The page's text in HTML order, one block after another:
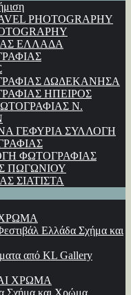
PHOTOGRAPHY
ΕΛΛΑΔΑ
ΔΩΔΕΚΑΝΗΣΑ
ΗΠΕΙΡΟΣ
Ν.
ΓΕΦΥΡΙΑ ΣΥΛΛΟΓΗ
ΦΩΤΟΓΡΑΦΙΑΣ
ΠΩΓΩΝΙΟΥ
ΣΙΑΤΙΣΤΑ
Ελλάδα Σχήμα και
από KL Gallery
ΧΡΩΜΑ
Σχήμα και Χρώμα